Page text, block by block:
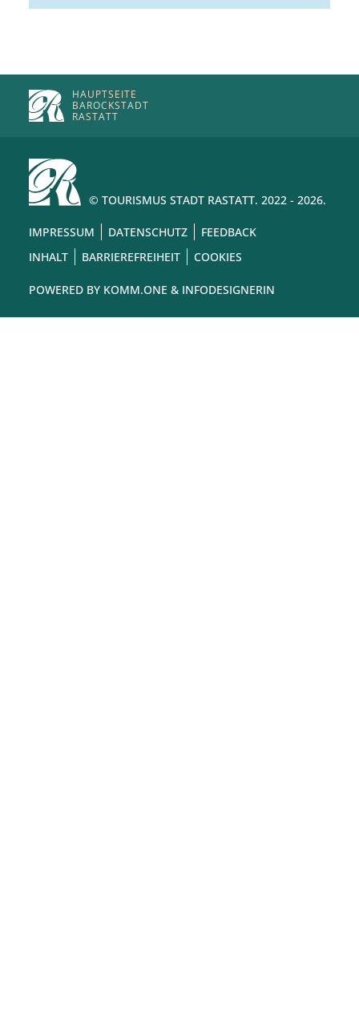
HAUPTSEITE
BAROCKSTADT
RASTATT
© TOURISMUS STADT RASTATT. 2022 - 2026.
IMPRESSUM DATENSCHUTZ
FEEDBACK
INHALT
BARRIEREFREIHEIT COOKIES
POWERED BY KOMM.ONE & INFODESIGNERIN